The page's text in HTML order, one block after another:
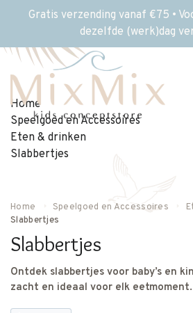
Gratis verzending vanaf €75 •
dezelfde (werk)dag
Home
Speelgoed en Accessoires
Eten & drinken
Slabbertjes
Home Speelgoed en Accessoires
Slabbertjes
Slabbertjes
Ontdek slabbertjes voor baby’s en
zacht en ideaal voor elk eetmoment.